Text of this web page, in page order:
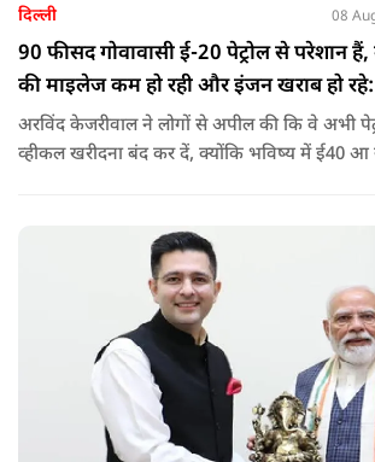
दिल्ली 08
90 फीसद गोवावासी ई-20 पेट्रोल से परेशान हैं,
की माइलेज कम हो रही और इंजन खराब हो
अरविंद केजरीवाल ने लोगों से अपील की कि वे अभी
व्हीकल खरीदना बंद कर दें, क्योंकि भविष्य में ई40